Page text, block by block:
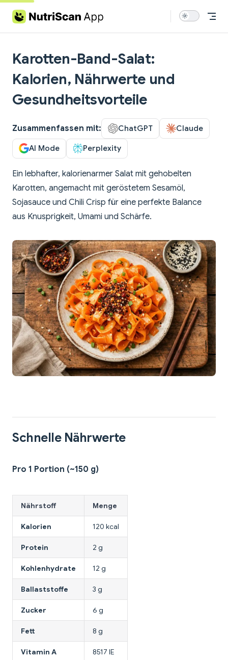
Skip to content
Karotten-Band-Salat:
Kalorien, Nährwerte und
Gesundheitsvorteile
Zusammenfassen mit: ChatGPT Claude
AI Mode Perplexity
Ein lebhafter, kalorienarmer Salat mit gehobelten
Karotten, angemacht mit geröstetem Sesamöl,
Sojasauce und Chili Crisp für eine perfekte Balance
aus Knusprigkeit, Umami und Schärfe.
Schnelle Nährwerte
Pro 1 Portion (~150 g)
Nährstoff Menge
Kalorien 120 kcal
Protein 2 g
Kohlenhydrate 12 g
Ballaststoffe 3 g
Zucker 6 g
Fett 8 g
Vitamin A 8517 IE